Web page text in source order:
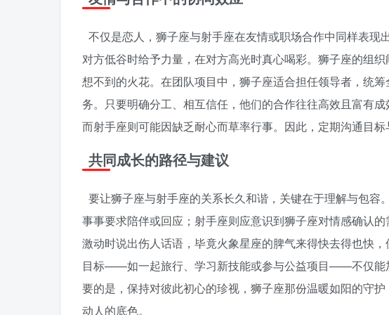
不仅是恋人，狮子座与射手座在友情或职场合作中同样表现
对方低谷时给予力量，在对方高光时真心喝彩。狮子座的组
想不到的火花。在团队项目中，狮子座适合担任领导者，统
务。只要明确分工、相互信任，他们的合作往往高效且富有
而射手座则可能因缺乏耐心而草率行事。因此，定期沟通目标
共同成长的路径与建议
要让狮子座与射手座的关系长久和谐，关键在于理解与包
事事要求陪伴或回应；射手座则应意识到狮子座对情感确认
激动时说出伤人话语，毕竟火象星座的脾气来得快去得也快
目标——如一起旅行、学习新技能或参与公益项目——不仅能
要的是，保持对彼此初心的珍视，狮子座那份温暖如阳的守
动人的底色。